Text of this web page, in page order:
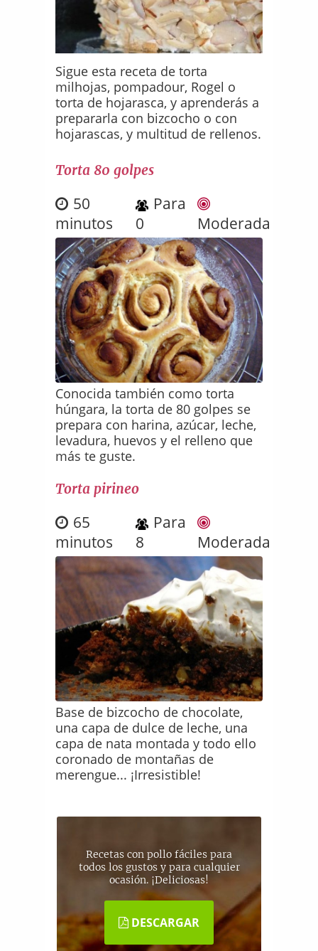
Sigue esta receta de torta
milhojas, pompadour, Rogel o
torta de hojarasca, y aprenderás a
prepararla con bizcocho o con
hojarascas, y multitud de rellenos.
Torta 80 golpes
50
minutos
Para
0
Moderada
Conocida también como torta
húngara, la torta de 80 golpes se
prepara con harina, azúcar, leche,
levadura, huevos y el relleno que
más te guste.
Torta pirineo
65
minutos
Para
8
Moderada
Base de bizcocho de chocolate,
una capa de dulce de leche, una
capa de nata montada y todo ello
coronado de montañas de
merengue... ¡Irresistible!
Recetas con pollo fáciles para
todos los gustos y para cualquier
ocasión. ¡Deliciosas!
DESCARGAR